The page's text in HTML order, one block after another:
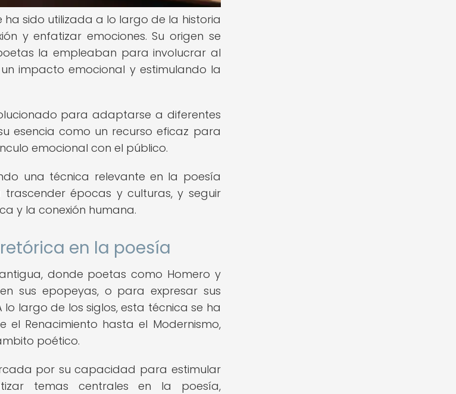
sido utilizada a lo largo de la historia
y enfatizar emociones. Su origen se
la empleaban para involucrar al
impacto emocional y estimulando la
para adaptarse a diferentes
esencia como un recurso eficaz para
emocional con el público.
una técnica relevante en la poesía
épocas y culturas, y seguir
y la conexión humana.
en la poesía
donde poetas como Homero y
sus epopeyas, o para expresar sus
largo de los siglos, esta técnica se ha
Renacimiento hasta el Modernismo,
poético.
por su capacidad para estimular
temas centrales en la poesía,